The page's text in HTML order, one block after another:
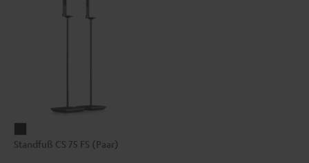
CS
Standfuß CS 75 FS (Paar)